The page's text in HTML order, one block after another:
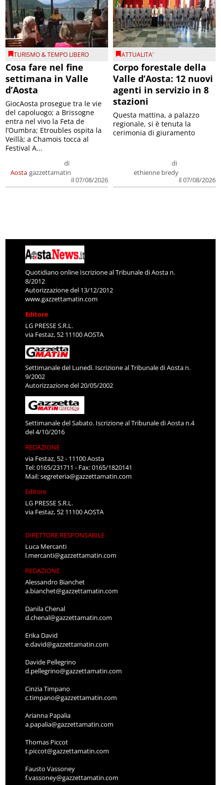
TURISMO & TEMPO LIBERO
Cosa fare nel fine
settimana in Valle
d’Aosta
Aosta
di
gazzettamatin
il 07/08/2026
GiocAosta prosegue tra le vie
del capoluogo; a Brissogne
entra nel vivo la Feta de
l’Oumbra; Etroubles ospita la
Veillà; a Chamois tocca al
Festival A...
ATTUALITA'
Corpo forestale della
Valle d’Aosta: 12 nuovi
agenti in servizio in 8
stazioni
di
ethienne bredy
il 07/08/2026
Questa mattina, a palazzo
regionale, si è tenuta la
cerimonia di giuramento
Quotidiano online Iscrizione al Tribunale di Aosta n.
8/2012
Autorizzazione del 13/12/2012
www.gazzettamatin.com
Editore
LG PRESSE S.R.L.
via Festaz, 52 11100 AOSTA
Settimanale del Lunedì. Iscrizione al Tribunale di Aosta n.
9/2002
Autorizzazione del 20/05/2002
Settimanale del Sabato. Iscrizione al Tribunale di Aosta n.4
del 4/10/2016
REDAZIONE
via Festaz, 52 - 11100 Aosta
Tel: 0165/231711 - Fax: 0165/1820141
Mail:segreteria@gazzettamatin.com
Editore
LG PRESSE S.R.L.
via Festaz, 52 11100 AOSTA
DIRETTORE RESPONSABILE
Luca Mercanti
l.mercanti@gazzettamatin.com
REDAZIONE
Alessandro Bianchet
a.bianchet@gazzettamatin.com
Danila Chenal
d.chenal@gazzettamatin.com
Erika David
e.david@gazzettamatin.com
Davide Pellegrino
d.pellegrino@gazzettamatin.com
Cinzia Timpano
c.timpano@gazzettamatin.com
Arianna Papalia
a.papalia@gazzettamatin.com
Thomas Piccot
t.piccot@gazzettamatin.com
Fausto Vassoney
f.vassoney@gazzettamatin.com